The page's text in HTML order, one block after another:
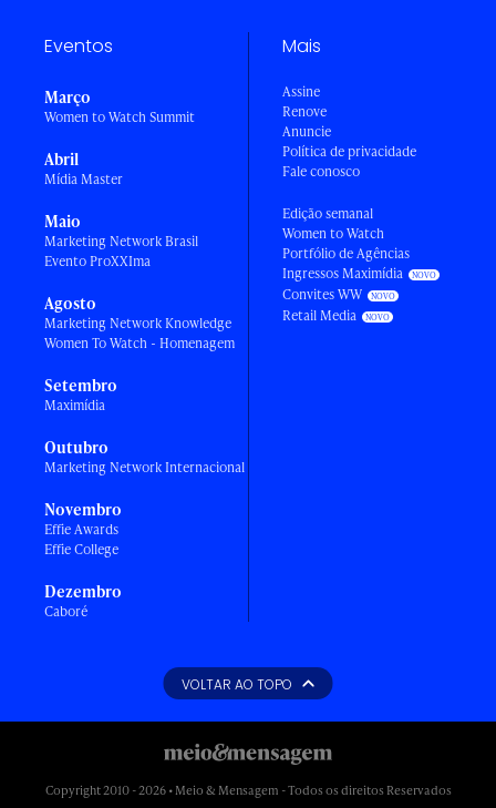
Eventos
Março
Women to Watch Summit
Abril
Mídia Master
Maio
Marketing Network Brasil
Evento ProXXIma
Agosto
Marketing Network Knowledge
Women To Watch - Homenagem
Setembro
Maximídia
Outubro
Marketing Network Internacional
Novembro
Effie Awards
Effie College
Dezembro
Caboré
Mais
Assine
Renove
Anuncie
Política de privacidade
Fale conosco
Edição semanal
Women to Watch
Portfólio de Agências
Ingressos Maximídia
Convites WW
Retail Media
VOLTAR AO TOPO
Copyright 2010 - 2026 • Meio & Mensagem - Todos os direitos Reservados